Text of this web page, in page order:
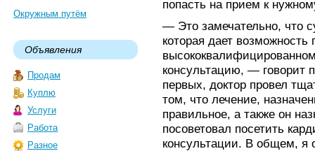
Окружным путём
Объявления
Продам
Куплю
Услуги
Работа
Разное
попасть на прием к
— Это замечательно, что
которая дает возможность
консультацию, — говорит
первых, доктор провел
том, что лечение,
правильное, а также он
посоветовал посетить
консультации. В общем, я